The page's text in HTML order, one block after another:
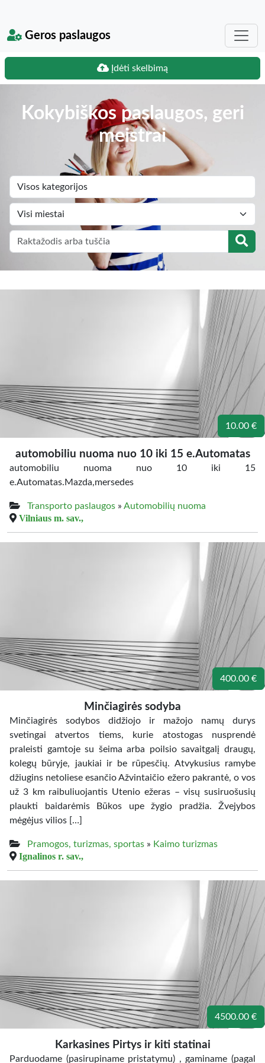
Geros paslaugos
Įdėti skelbimą
Kokybiškos paslaugos, geri
meistrai
10.00 €
automobiliu nuoma nuo 10 iki 15 e.Automatas
automobiliu nuoma nuo 10 iki 15
e.Automatas.Mazda,mersedes
Transporto paslaugos » Automobilių nuoma
Vilniaus m. sav.,
400.00 €
Minčiagirės sodyba
Minčiagirės sodybos didžiojo ir mažojo namų durys
svetingai atvertos tiems, kurie atostogas nusprendė
praleisti gamtoje su šeima arba poilsio savaitgalį draugų,
kolegų būryje, jaukiai ir be rūpesčių. Atvykusius ramybe
džiugins netoliese esančio Ažvintaičio ežero pakrantė, o vos
už 3 km raibuliuojantis Utenio ežeras – visų susiruošusių
plaukti baidarėmis Būkos upe žygio pradžia. Žvejybos
mėgėjus vilios […]
Pramogos, turizmas, sportas » Kaimo turizmas
Ignalinos r. sav.,
4500.00 €
Karkasines Pirtys ir kiti statinai
Parduodame (pasirupiname pristatymu) , gaminame (pagal